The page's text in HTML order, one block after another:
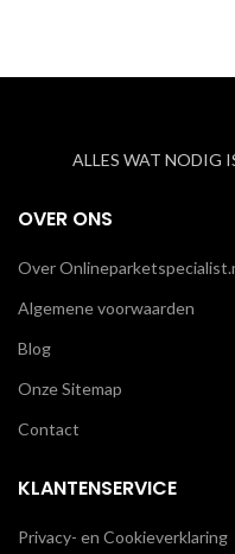
ALLES WAT NODIG
OVER ONS
Over
Algemene voorwaarden
Blog
Onze Sitemap
Contact
KLANTENSERVICE
Privacy- en Cookieverklaring